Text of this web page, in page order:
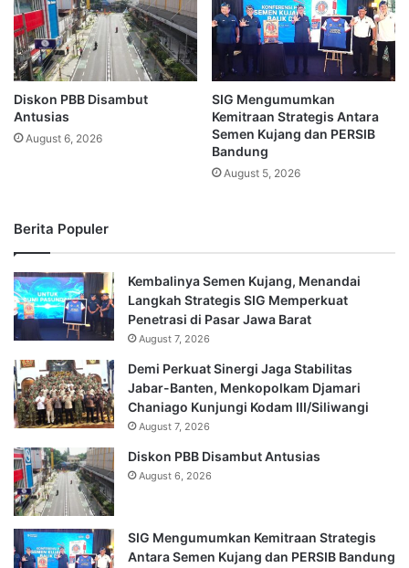
Diskon PBB Disambut
Antusias
August 6, 2026
SIG Mengumumkan
Kemitraan Strategis Antara
Semen Kujang dan PERSIB
Bandung
August 5, 2026
Berita Populer
Kembalinya Semen Kujang, Menandai
Langkah Strategis SIG Memperkuat
Penetrasi di Pasar Jawa Barat
August 7, 2026
Demi Perkuat Sinergi Jaga Stabilitas
Jabar-Banten, Menkopolkam Djamari
Chaniago Kunjungi Kodam III/Siliwangi
August 7, 2026
Diskon PBB Disambut Antusias
August 6, 2026
SIG Mengumumkan Kemitraan Strategis
Antara Semen Kujang dan PERSIB Bandung